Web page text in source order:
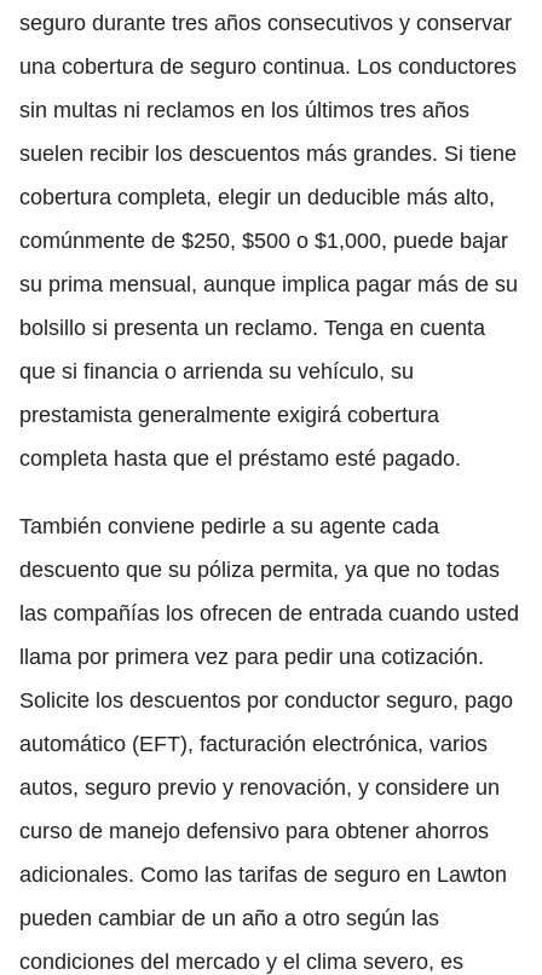
seguro durante tres años consecutivos y conservar
una cobertura de seguro continua. Los conductores
sin multas ni reclamos en los últimos tres años
suelen recibir los descuentos más grandes. Si tiene
cobertura completa, elegir un deducible más alto,
comúnmente de $250, $500 o $1,000, puede bajar
su prima mensual, aunque implica pagar más de su
bolsillo si presenta un reclamo. Tenga en cuenta
que si financia o arrienda su vehículo, su
prestamista generalmente exigirá cobertura
completa hasta que el préstamo esté pagado.
También conviene pedirle a su agente cada
descuento que su póliza permita, ya que no todas
las compañías los ofrecen de entrada cuando usted
llama por primera vez para pedir una cotización.
Solicite los descuentos por conductor seguro, pago
automático (EFT), facturación electrónica, varios
autos, seguro previo y renovación, y considere un
curso de manejo defensivo para obtener ahorros
adicionales. Como las tarifas de seguro en Lawton
pueden cambiar de un año a otro según las
condiciones del mercado y el clima severo, es